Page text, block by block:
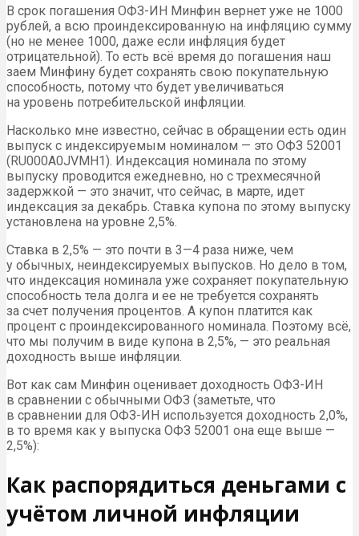
В срок погашения ОФЗ-ИН Минфин вернет уже не 1000
рублей, а всю проиндексированную на инфляцию сумму
(но не менее 1000, даже если инфляция будет
отрицательной). То есть всё время до погашения наш
заем Минфину будет сохранять свою покупательную
способность, потому что будет увеличиваться
на уровень потребительской инфляции.
Насколько мне известно, сейчас в обращении есть один
выпуск с индексируемым номиналом — это ОФЗ 52001
(RU000A0JVMH1). Индексация номинала по этому
выпуску проводится ежедневно, но с трехмесячной
задержкой — это значит, что сейчас, в марте, идет
индексация за декабрь. Ставка купона по этому выпуску
установлена на уровне 2,5%.
Ставка в 2,5% — это почти в 3—4 раза ниже, чем
у обычных, неиндексируемых выпусков. Но дело в том,
что индексация номинала уже сохраняет покупательную
способность тела долга и ее не требуется сохранять
за счет получения процентов. А купон платится как
процент с проиндексированного номинала. Поэтому всё,
что мы получим в виде купона в 2,5%, — это реальная
доходность выше инфляции.
Вот как сам Минфин оценивает доходность ОФЗ-ИН
в сравнении с обычными ОФЗ (заметьте, что
в сравнении для ОФЗ-ИН используется доходность 2,0%,
в то время как у выпуска ОФЗ 52001 она еще выше —
2,5%):
Как распорядиться деньгами с
учётом личной инфляции